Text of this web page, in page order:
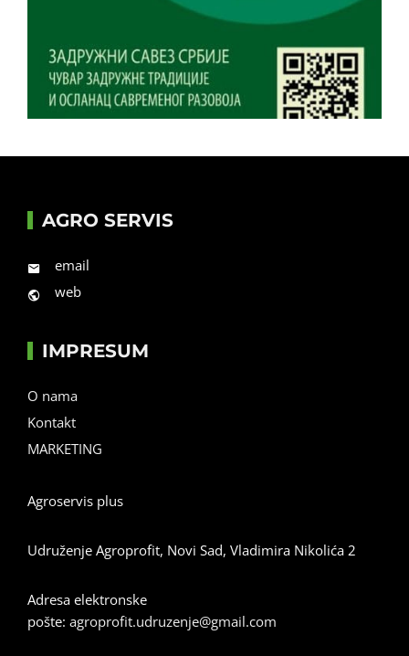
AGRO SERVIS
email
web
IMPRESUM
O nama
Kontakt
MARKETING
Agroservis plus
Udruženje Agroprofit, Novi Sad, Vladimira Nikolića 2
Adresa elektronske
pošte: agroprofit.udruzenje@gmail.com